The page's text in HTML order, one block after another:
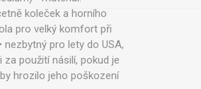
koleček a horního
pro velký komfort při
pro lety do USA,
použití násilí, pokud je
hrozilo jeho poškození